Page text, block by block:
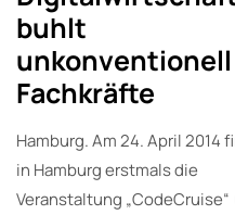
buhlt
unkonventionell
Fachkräfte
Hamburg. Am 24. April 2014
in Hamburg erstmals die
Veranstaltung „CodeCruise“